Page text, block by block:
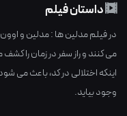
داستان فیلم
در فیلم مدلین ها : مدلین و اوون
می کنند و راز سفر در زمان را
اینکه اختلالی در کد، باعث می
وجود بیاید.